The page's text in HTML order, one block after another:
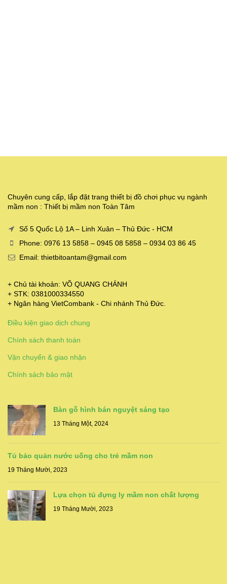
Chuyên cung cấp, lắp đặt trang thiết bị đồ chơi phục vụ ngành
mầm non : Thiết bị mầm non Toàn Tâm
Số 5 Quốc Lộ 1A – Linh Xuân – Thủ Đức - HCM
Phone: 0976 13 5858 – 0945 08 5858 – 0934 03 86 45
Email: thietbitoantam@gmail.com
+ Chủ tài khoản: VÕ QUANG CHÁNH
+ STK: 0381000334550
+ Ngân hàng VietCombank - Chi nhánh Thủ Đức.
Điều kiện giao dịch chung
Chính sách thanh toán
Vận chuyển & giao nhận
Chính sách bảo mật
Bàn gỗ hình bán nguyệt sáng tạo
13 Tháng Một, 2024
Tủ bảo quản nước uống cho trẻ mầm non
19 Tháng Mười, 2023
Lựa chọn tủ đựng ly mầm non chất lượng
19 Tháng Mười, 2023